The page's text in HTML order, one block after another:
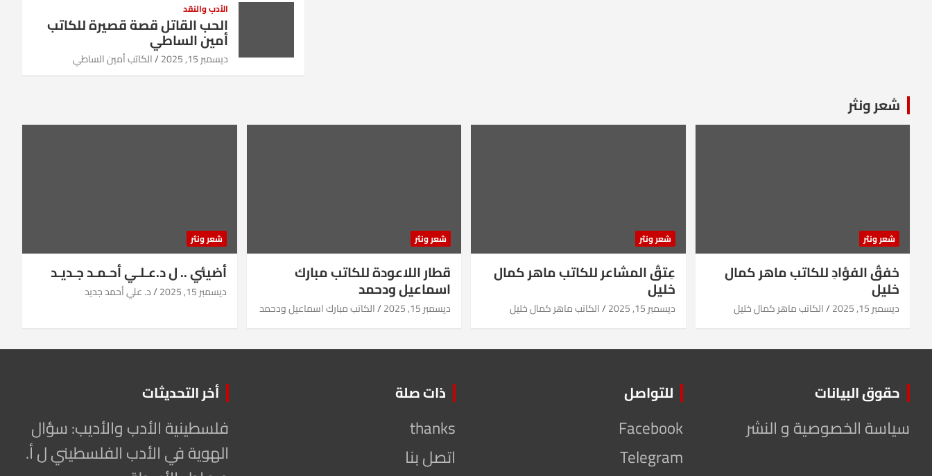
الأدب والنقد
الحب القاتل قصة قصيرة للكاتب
أمين الساطي
ديسمبر 15, 2025 الكاتب أمين الساطي
شعر ونثر
شعر ونثر
خفقُ الفؤادِ للكاتب ماهر كمال
خليل
ديسمبر 15, 2025 الكاتب ماهر كمال خليل
شعر ونثر
عِتقُ المشاعر للكاتب ماهر كمال
خليل
ديسمبر 15, 2025 الكاتب ماهر كمال خليل
شعر ونثر
قطار اللاعودة للكاتب مبارك
اسماعيل ودحمد
ديسمبر 15, 2025 الكاتب مبارك اسماعيل ودحمد
شعر ونثر
أضيئي .. ل د.عـلـي أحـمـد جـديـد
ديسمبر 15, 2025 د. علي أحمد جديد
حقوق البيانات
سياسة الخصوصية و النشر
للتواصل
Facebook
Telegram
ذات صلة
thanks
اتصل بنا
أخر التحديثات
فلسطينية الأدب والأديب: سؤال
الهوية في الأدب الفلسطيني ل أ.